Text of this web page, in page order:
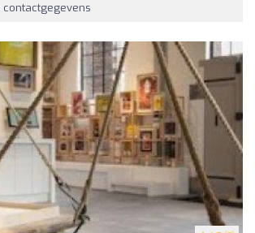
contactgegevens